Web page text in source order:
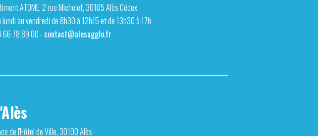
ATOME, 2 rue Michelet, 30105 Alès Cédex
lundi au vendredi de 8h30 à 12h15 et de 13h30 à 17h
66 78 89 00 - contact@alesagglo.fr
de l'Hôtel de Ville, 30100 Alès